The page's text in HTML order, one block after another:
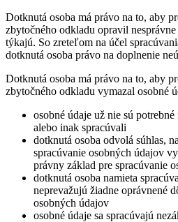
Dotknutá osoba má právo na to, aby
zbytočného odkladu opravil
týkajú. So zreteľom na účel
dotknutá osoba právo na doplnenie
Dotknutá osoba má právo na to, aby
zbytočného odkladu vymazal osobné
osobné údaje už nie sú
alebo inak spracúvali
dotknutá osoba odvolá súhlas,
spracúvanie osobných údajov
právny základ pre spracúvanie
dotknutá osoba namieta
neprevažujú žiadne oprávnené
osobných údajov
osobné údaje sa spracúvajú